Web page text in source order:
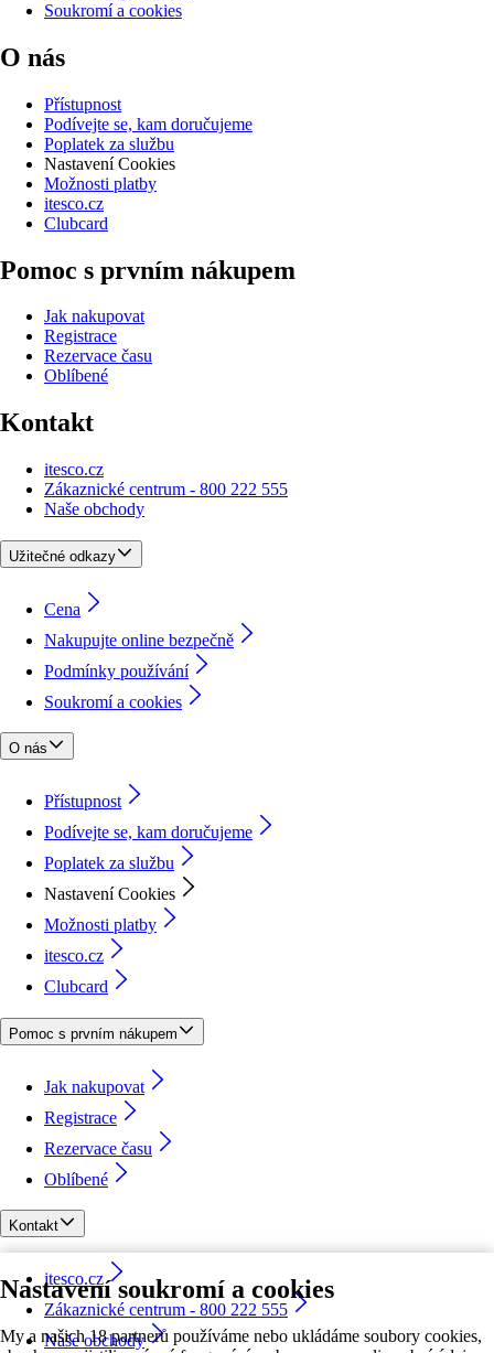
Nastavení soukromí a cookies
My a našich 18 partnerů používáme nebo ukládáme soubory cookies,
Soukromí a cookies
O nás
Přístupnost
Podívejte se, kam doručujeme
Poplatek za službu
Nastavení Cookies
Možnosti platby
itesco.cz
Clubcard
Pomoc s prvním nákupem
Jak nakupovat
Registrace
Rezervace času
Oblíbené
Kontakt
itesco.cz
Zákaznické centrum - 800 222 555
Naše obchody
Užitečné odkazy
Cena
Nakupujte online bezpečně
Podmínky používání
Soukromí a cookies
O nás
Přístupnost
Podívejte se, kam doručujeme
Poplatek za službu
Nastavení Cookies
Možnosti platby
itesco.cz
Clubcard
Pomoc s prvním nákupem
Jak nakupovat
Registrace
Rezervace času
Oblíbené
Kontakt
itesco.cz
Zákaznické centrum - 800 222 555
Naše obchody